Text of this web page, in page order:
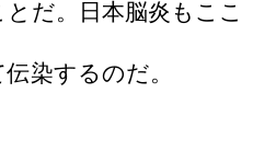
だ。日本脳炎もここ
染するのだ。